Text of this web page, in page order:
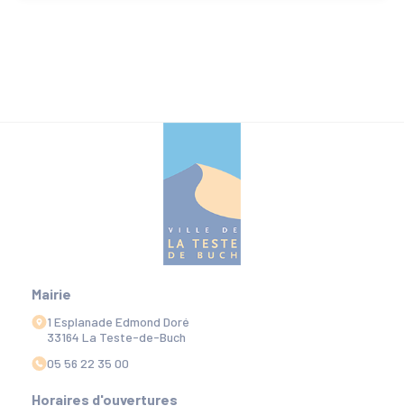
Mairie
1 Esplanade Edmond Doré
33164 La Teste-de-Buch
05 56 22 35 00
Horaires d'ouvertures